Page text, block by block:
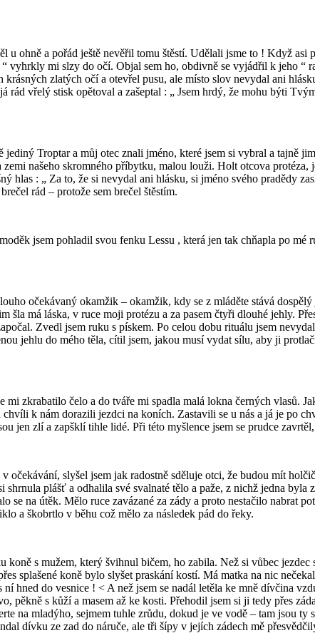
u ohně a pořád ještě nevěřil tomu štěstí. Udělali jsme to ! Když
vyhrkly mi slzy do očí. Objal sem ho, obdivně se vyjádřil k jeho “
zlatých očí a otevřel pusu, ale místo slov nevydal ani
rád vřelý stisk opětoval a zašeptal : „ Jsem hrdý, že mohu býti
Troptar a můj otec znali jméno, které jsem si vybral a tajně
našeho skromného příbytku, malou louži. Holt otcova
hlas : „ Za to, že si nevydal ani hlásku, si jméno svého pradědy
rád – protože sem brečel štěstím.
jsem pohladil svou fenku Lessu , která jen tak chňapla po
očekávaný okamžik – okamžik, kdy se z mláděte stává
šla má láska, v ruce moji protézu a za pasem čtyři dlouhé jehly.
Zvedl jsem ruku s pískem. Po celou dobu rituálu jsem
jehlu do mého těla, cítil jsem, jakou musí vydat sílu, aby ji
mi zkrabatilo čelo a do tváře mi spadla malá lokna černých vlasů.
k nám dorazili jezdci na koních. Zastavili se u nás a já je po
jen zlí a zapšklí tihle lidé. Při této myšlence jsem se prudce
očekávání, slyšel jsem jak radostně sděluje otci, že budou mít
plášť a odhalila své svalnaté tělo a paže, z nichž jedna
se na útěk. Mělo ruce zavázané za zády a proto nestačilo nabrat
a škobrtlo v běhu což mělo za následek pád do řeky.
s mužem, který švihnul bičem, ho zabila. Než si vůbec
splašené koně bylo slyšet praskání kostí. Má matka na nic
hned do vesnice ! < A než jsem se nadál letěla ke mně dívčina
pěkně s kůží a masem až ke kosti. Přehodil jsem si ji tedy přes
na mladýho, sejmem tuhle zrůdu, dokud je ve vodě – tam jsou
dívku ze zad do náruče, ale tři šípy v jejích zádech mě